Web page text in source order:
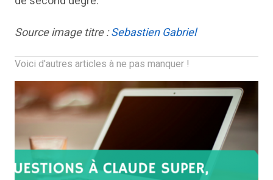
Source image titre :Sebastien Gabriel
Voici d'autres articles à ne pas manquer !